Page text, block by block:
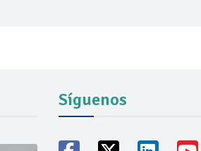
Síguenos